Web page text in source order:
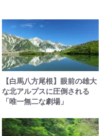
【白馬八方尾根】眼前の雄大
な北アルプスに圧倒される
「唯一無二な劇場」